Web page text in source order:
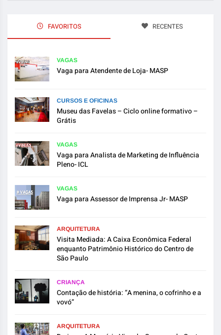
FAVORITOS RECENTES
VAGAS
Vaga para Atendente de Loja- MASP
CURSOS E OFICINAS
Museu das Favelas – Ciclo online formativo –
Grátis
VAGAS
Vaga para Analista de Marketing de Influência
Pleno- ICL
VAGAS
Vaga para Assessor de Imprensa Jr- MASP
ARQUITETURA
Visita Mediada: A Caixa Econômica Federal
enquanto Patrimônio Histórico do Centro de
São Paulo
CRIANÇA
Contação de história: “A menina, o cofrinho e a
vovó”
ARQUITETURA